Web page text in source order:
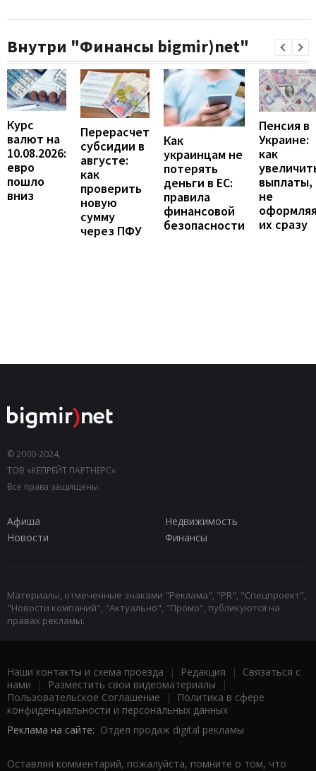
Внутри "Финансы bigmir)net"
Курс
валют на
10.08.2026:
евро
пошло
вниз
Перерасчет
субсидии в
августе:
как
проверить
новую
сумму
через ПФУ
Как
украинцам не
потерять
деньги в ЕС:
правила
финансовой
безопасности
Пенсия в
Украине:
как
выплаты,
не
их сразу
© 2000-2024,
ТОВ «КЕПРЕЙТ ПАРТНЕРС».
Все права защищены.
Афиша
Недвижимость
Новости
Финансы
Материалы, отмеченные знаками "Реклама", "PR", "Спецпроект",
"Новости компаний", "Актуально", "Промо", публикуются на
правах рекламы.
Наши контакты и схема проезда | Редакция | Связаться с
нами | Разместить свои видеоматериалы |
Пользовательское Соглашение |
Политика в сфере
конфиденциальности и персональных данных
Реклама на сайте: Отдел продаж digital рекламы
Оставляя комментарий, пожалуйста, помните о том, что